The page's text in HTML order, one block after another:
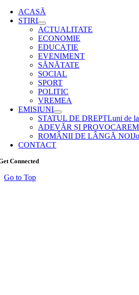
ACASĂ
STIRI
ACTUALITATE
ECONOMIE
EDUCAȚIE
EVENIMENT
SĂNĂTATE
SOCIAL
SPORT
POLITIC
VREMEA
EMISIUNI
STATUL DE DREPTLuni de
ADEVĂR ȘI PROVOCARE
ROMÂNII DE LÂNGĂ NOI
CONTACT
Connected
Go to Top